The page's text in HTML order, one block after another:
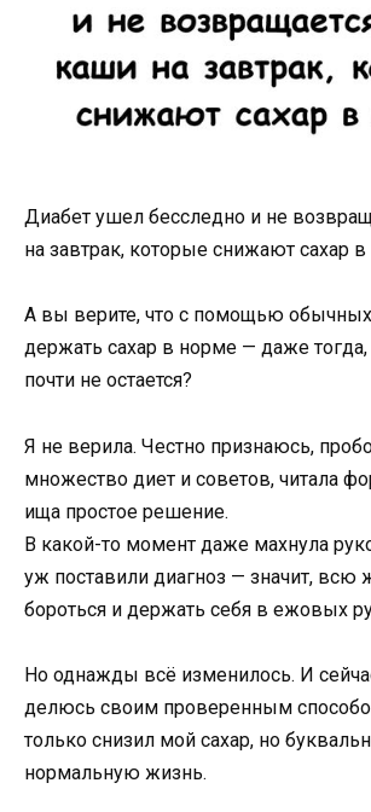
Диабет ушел бесследно и не
на завтрак, которые снижают сахар
А вы верите, что с помощью
держать сахар в норме — даже
почти не остается?
Я не верила. Честно признаюсь,
множество диет и советов, читала
ища простое решение.
В какой-то момент даже махнула
уж поставили диагноз — значит, всю
бороться и держать себя в ежовых
Но однажды всё изменилось. И
делюсь своим проверенным
только снизил мой сахар, но
нормальную жизнь.